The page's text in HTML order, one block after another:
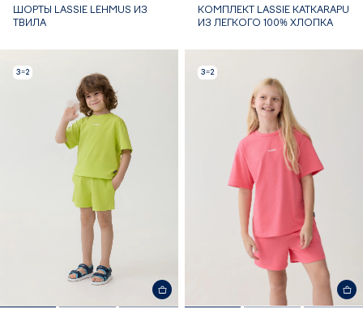
ШОРТЫ LASSIE LEHMUS ИЗ
ТВИЛА
КОМПЛЕКТ LASSIE KATKARAPU
ИЗ ЛЕГКОГО 100% ХЛОПКА
3=2 3=2